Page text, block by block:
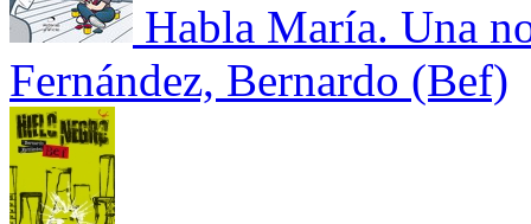
Habla María. Una
Fernández, Bernardo (Bef)